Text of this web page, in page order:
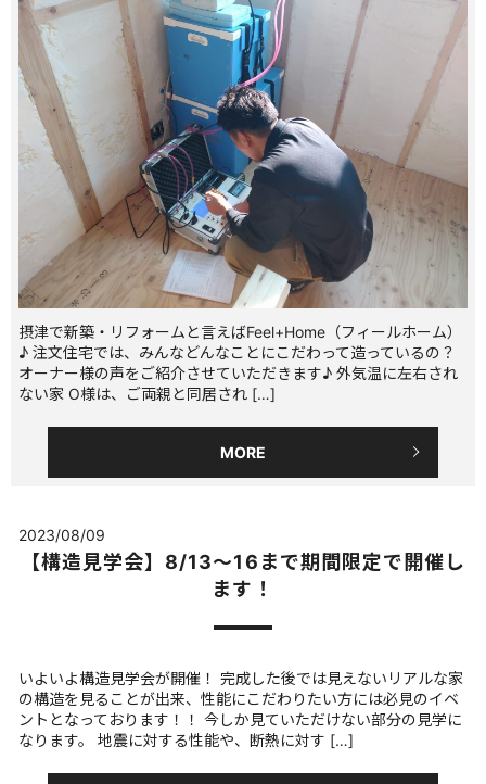
摂津で新築・リフォームと言えばFeel+Home（フィールホーム）
♪ 注文住宅では、みんなどんなことにこだわって造っているの？
オーナー様の声をご紹介させていただきます♪ 外気温に左右され
ない家 O様は、ご両親と同居され […]
MORE
2023/08/09
【構造見学会】8/13～16まで期間限定で開催し
ます！
いよいよ構造見学会が開催！ 完成した後では見えないリアルな家
の構造を見ることが出来、性能にこだわりたい方には必見のイベ
ントとなっております！！ 今しか見ていただけない部分の見学に
なります。 地震に対する性能や、断熱に対す […]